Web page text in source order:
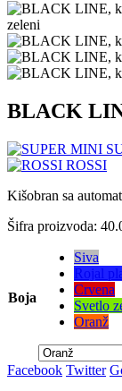
BLACK
ROSSI
Kišobran sa
Šifra proizvoda:
Boja
Siva
Rojal
Crvena
Svetlo
Oranž
Facebook Twitter